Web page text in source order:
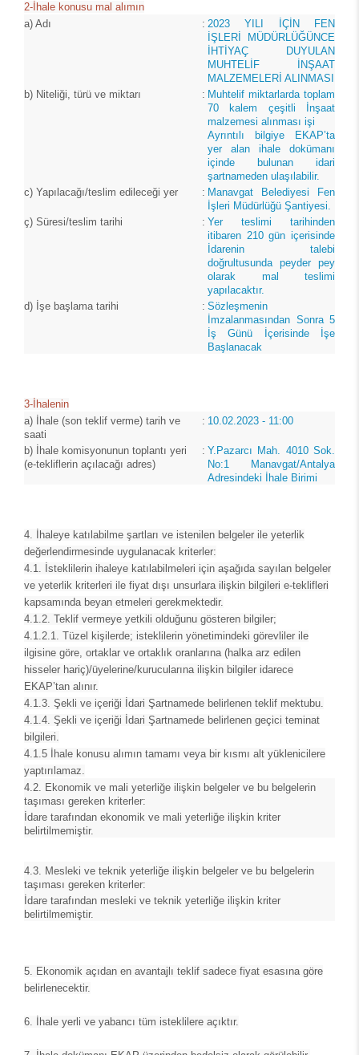
2-İhale konusu mal alımın
a) Adı : 2023 YILI İÇİN FEN
İŞLERİ MÜDÜRLÜĞÜNCE
İHTİYAÇ DUYULAN
MUHTELİF İNŞAAT
MALZEMELERİ ALINMASI
b) Niteliği, türü ve miktarı : Muhtelif miktarlarda toplam
70 kalem çeşitli İnşaat
malzemesi alınması işi
Ayrıntılı bilgiye EKAP’ta
yer alan ihale dokümanı
içinde bulunan idari
şartnameden ulaşılabilir.
c) Yapılacağı/teslim edileceği yer : Manavgat Belediyesi Fen
İşleri Müdürlüğü Şantiyesi.
ç) Süresi/teslim tarihi : Yer teslimi tarihinden
itibaren 210 gün içerisinde
İdarenin talebi
doğrultusunda peyder pey
olarak mal teslimi
yapılacaktır.
d) İşe başlama tarihi : Sözleşmenin
İmzalanmasından Sonra 5
İş Günü İçerisinde İşe
Başlanacak
3-İhalenin
a) İhale (son teklif verme) tarih ve
saati
: 10.02.2023 - 11:00
b) İhale komisyonunun toplantı yeri
(e-tekliflerin açılacağı adres)
: Y.Pazarcı Mah. 4010 Sok.
No:1 Manavgat/Antalya
Adresindeki İhale Birimi
4. İhaleye katılabilme şartları ve istenilen belgeler ile yeterlik
değerlendirmesinde uygulanacak kriterler:
4.1. İsteklilerin ihaleye katılabilmeleri için aşağıda sayılan belgeler
ve yeterlik kriterleri ile fiyat dışı unsurlara ilişkin bilgileri e-teklifleri
kapsamında beyan etmeleri gerekmektedir.
4.1.2. Teklif vermeye yetkili olduğunu gösteren bilgiler;
4.1.2.1. Tüzel kişilerde; isteklilerin yönetimindeki görevliler ile
ilgisine göre, ortaklar ve ortaklık oranlarına (halka arz edilen
hisseler hariç)/üyelerine/kurucularına ilişkin bilgiler idarece
EKAP’tan alınır.
4.1.3. Şekli ve içeriği İdari Şartnamede belirlenen teklif mektubu.
4.1.4. Şekli ve içeriği İdari Şartnamede belirlenen geçici teminat
bilgileri.
4.1.5 İhale konusu alımın tamamı veya bir kısmı alt yüklenicilere
yaptırılamaz.
4.2. Ekonomik ve mali yeterliğe ilişkin belgeler ve bu belgelerin
taşıması gereken kriterler:
İdare tarafından ekonomik ve mali yeterliğe ilişkin kriter
belirtilmemiştir.
4.3. Mesleki ve teknik yeterliğe ilişkin belgeler ve bu belgelerin
taşıması gereken kriterler:
İdare tarafından mesleki ve teknik yeterliğe ilişkin kriter
belirtilmemiştir.
5. Ekonomik açıdan en avantajlı teklif sadece fiyat esasına göre
belirlenecektir.
6. İhale yerli ve yabancı tüm isteklilere açıktır.